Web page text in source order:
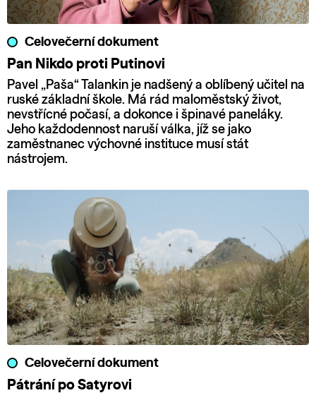
Celovečerní dokument
Pan Nikdo proti Putinovi
Pavel „Paša“ Talankin je nadšený a oblíbený učitel na
ruské základní škole. Má rád maloměstský život,
nevstřícné počasí, a dokonce i špinavé paneláky.
Jeho každodennost naruší válka, jíž se jako
zaměstnanec výchovné instituce musí stát
nástrojem.
Celovečerní dokument
Pátrání po Satyrovi